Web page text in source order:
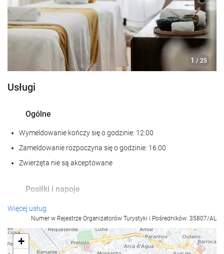
1 / 25
Usługi
Ogólne
Wymeldowanie kończy się o godzinie: 12:00
Zameldowanie rozpoczyna się o godzinie: 16:00
Zwierzęta nie są akceptowane
Posiłki i napoje
Restauracja à la carte
Więcej usług
Numer w Rejestrze Organizatorów Turystyki i Pośredników: 35807/AL
+